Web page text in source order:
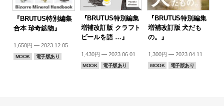
『BRUTUS特別編集
合本 珍奇鉱物』
1,650円 — 2023.12.05
MOOK 電子版あり
『BRUTUS特別編集
増補改訂版 クラフト
ビールを語 …』
1,430円 — 2023.06.01
MOOK 電子版あり
『BRUTUS特別編集
増補改訂版 犬だも
の。』
1,300円 — 2023.04.11
MOOK 電子版あり